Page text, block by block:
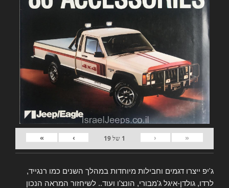
«
‹
1 של19
›
»
ג'יפ ייצרו דגמים וחבילות מיוחדות במהלך השנים כמו רנגייד,
לרדו, גולדן-איגל ג'מבורי, הונצ'ו ועוד.. לשיחזור המראה הנכון